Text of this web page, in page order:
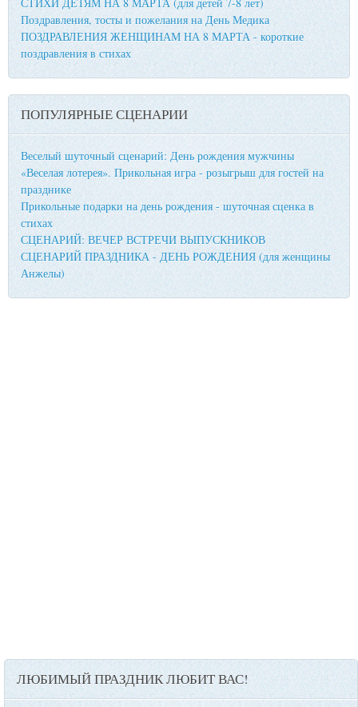
Поздравления, тосты и пожелания на День Медика
ПОЗДРАВЛЕНИЯ ЖЕНЩИНАМ НА 8 МАРТА - короткие
поздравления в стихах
ПОПУЛЯРНЫЕ СЦЕНАРИИ
Веселый шуточный сценарий: День рождения мужчины
«Веселая лотерея». Прикольная игра - розыгрыш для гостей на
празднике
Прикольные подарки на день рождения - шуточная сценка в
стихах
СЦЕНАРИЙ: ВЕЧЕР ВСТРЕЧИ ВЫПУСКНИКОВ
СЦЕНАРИЙ ПРАЗДНИКА - ДЕНЬ РОЖДЕНИЯ (для женщины
Анжелы)
ЛЮБИМЫЙ ПРАЗДНИК ЛЮБИТ ВАС!